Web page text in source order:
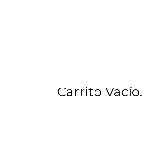
Carrito Vacío.